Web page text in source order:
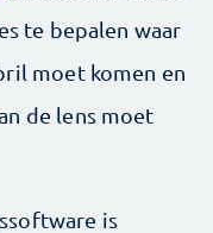
te bepalen waar
moet komen en
de lens moet
is